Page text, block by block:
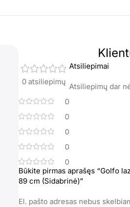
0 atsiliepimų
0
0
0
0
0
Atsiliepimai
Atsiliepimų dar
Būkite pirmas aprašęs “Golfo
89 cm (Sidabrinė)”
El. pašto adresas nebus